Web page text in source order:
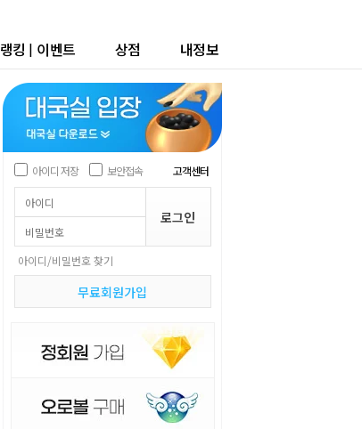
랭킹 | 이벤트 상점 내정보
아이디 저장 보안접속 고객센터
아이디/비밀번호 찾기
무료회원가입